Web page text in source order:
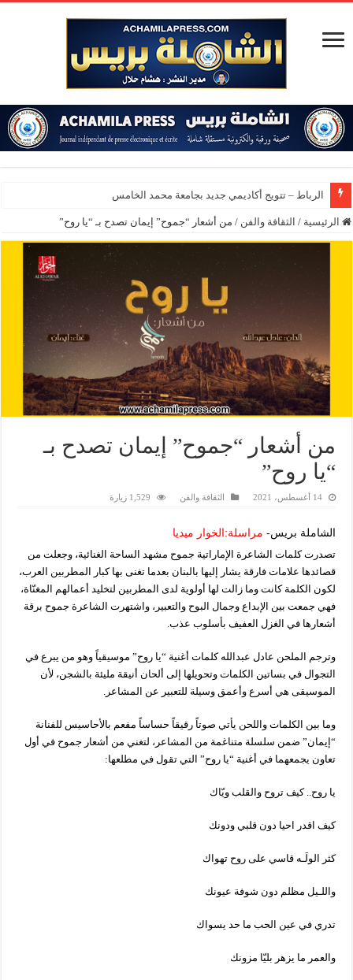
الرباط – تتويج أكاديمي جديد بجامعة محمد الخامس
الرئيسية / الثقافة والفن / من أشعار “جموح” إيمان تصدح بـ “يا روح”
من أشعار “جموح” إيمان تصدح بـ
“يا روح”
14 أغسطس، 2021 الثقافة والفن 1,529 زيارة
الشاملة بريس- مراسلة:الخوار ميديا
تصدرت كلمات الشاعرة الإماراتية جموح مشهد الساحة الغنائية، وجعلت من
قصائدها علامات فارقة يشار إليها بالبنان بعدما تغنى بها كبار المطربين العرب،
لكون الكلمة كانت وما زالت لها أولوية لدى المطربين لتخليد أعمالهم المغنّاة،
فهي جمعت بين الإبداع وجمال البوح والتعبير، واشتهرت الشاعرة جموح برقة
أشعارها في الغزل العفيف بأسلوب عذب.
وترجم الملحن عادل عبدالله كلمات أغنية “يا روح” موسيقياً وهو من يبرع في
التجوال في بساتين الكلمات وتحويلها إلى ألحان أنيقة مليئة بالشجن، لأن
الموسيقى هي أسرع وأعمق وسيلة للتعبير عن المشاعر.
وما بين الكلمات واللحن يأتي صوتاً رقيقاً حساساً مفعم بالأحاسيس للفنانة
“إيمان” ضمن سلسلة متناغمة من المشاعر، لتغني من أشعار جموح في أول
تعاون يجمعهما في أغنية “يا روح” التي تقول في مطلعها:
يا روح.. كيف تروح والقلب ويّاك
كيف اقدر احيا دون قلبي ودونك
كثر الولَـه قاسي على روح تهواك
واللـيل مظلم دون شوفة عيونك
تدري في عين الحب ما حد يسواك
والعمر ما يزهر بليّا مزونك